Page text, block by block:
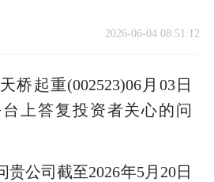
2026-06-04 08:51:12
桥起重(002523)06月03日
上答复投资者关心的问
公司截至2026年5月20日